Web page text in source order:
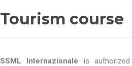
Tourism course
SSML Internazionale is